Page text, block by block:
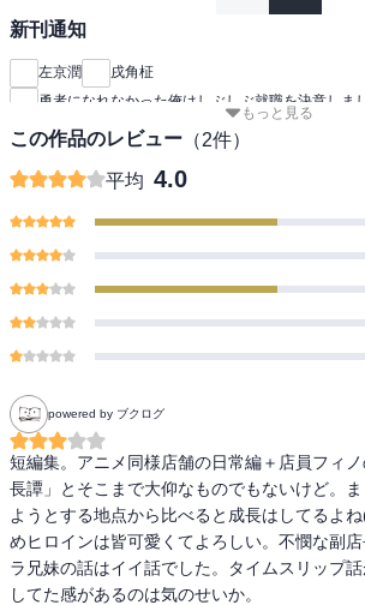
新刊通知
左京潤
戌角柾
勇者になれなかった俺はしぶしぶ就職を決意しま
もっと見る
この作品のレビュー （2件）
平均 4.0
powered by ブクログ
短編集。アニメ同様店舗の日常編＋店員フィ
長譚」とそこまで大仰なものでもないけど。
ようとする地点から比べると成長はしてるよ
めヒロインは皆可愛くてよろしい。不憫な副
ラ兄妹の話はイイ話でした。タイムスリップ
してた感があるのは気のせいか。